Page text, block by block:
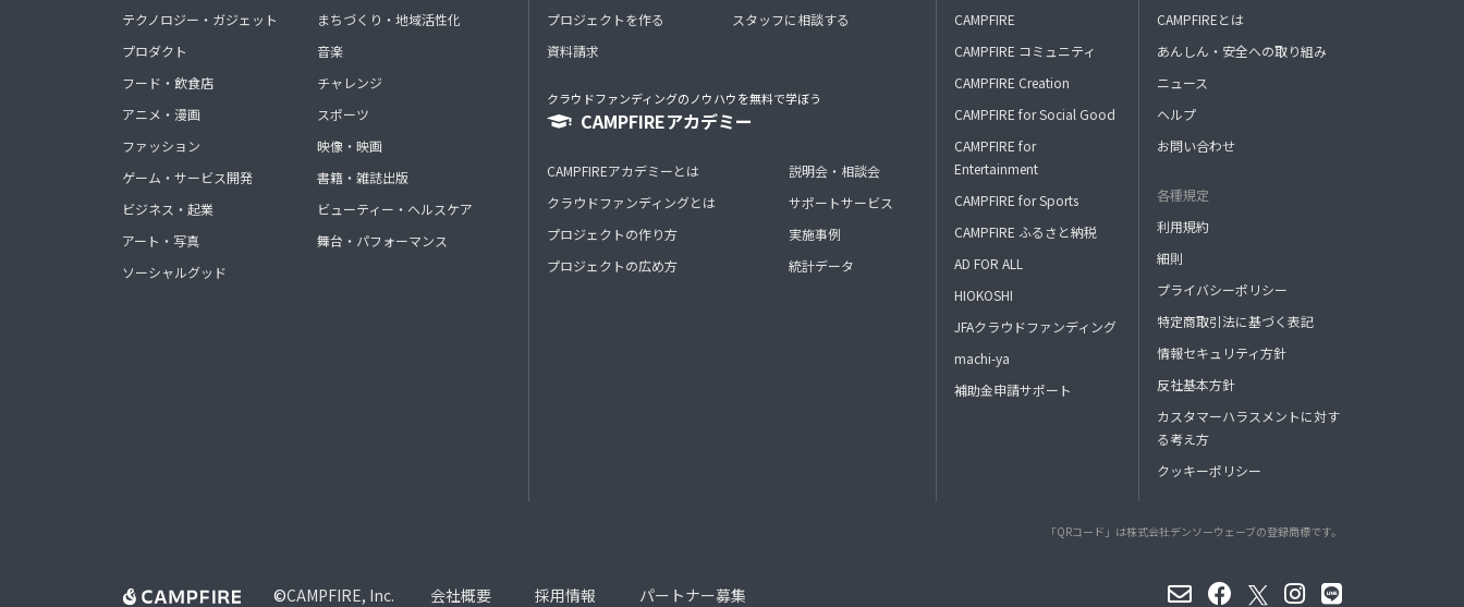
テクノロジー・ガジェット
プロダクト
フード・飲食店
アニメ・漫画
ファッション
ゲーム・サービス開発
ビジネス・起業
アート・写真
ソーシャルグッド
まちづくり・地域活性化
音楽
チャレンジ
スポーツ
映像・映画
書籍・雑誌出版
ビューティー・ヘルスケア
舞台・パフォーマンス
プロジェクトを作る
資料請求
スタッフに相談する
クラウドファンディングのノウハウを無料で学ぼう
CAMPFIREアカデミー
CAMPFIREアカデミーとは
クラウドファンディングとは
プロジェクトの作り方
プロジェクトの広め方
説明会・相談会
サポートサービス
実施事例
統計データ
CAMPFIRE
CAMPFIRE コミュニティ
CAMPFIRE Creation
CAMPFIRE for Social Good
CAMPFIRE for
Entertainment
CAMPFIRE for Sports
CAMPFIRE ふるさと納税
AD FOR ALL
HIOKOSHI
JFAクラウドファンディング
machi-ya
補助金申請サポート
CAMPFIREとは
あんしん・安全への取り組み
ニュース
ヘルプ
お問い合わせ
各種規定
利用規約
細則
プライバシーポリシー
特定商取引法に基づく表記
情報セキュリティ方針
反社基本方針
カスタマーハラスメントに対す
る考え方
クッキーポリシー
「QRコード」は株式会社デンソーウェーブの登録商標です。
©CAMPFIRE, Inc. 会社概要 採用情報 パートナー募集